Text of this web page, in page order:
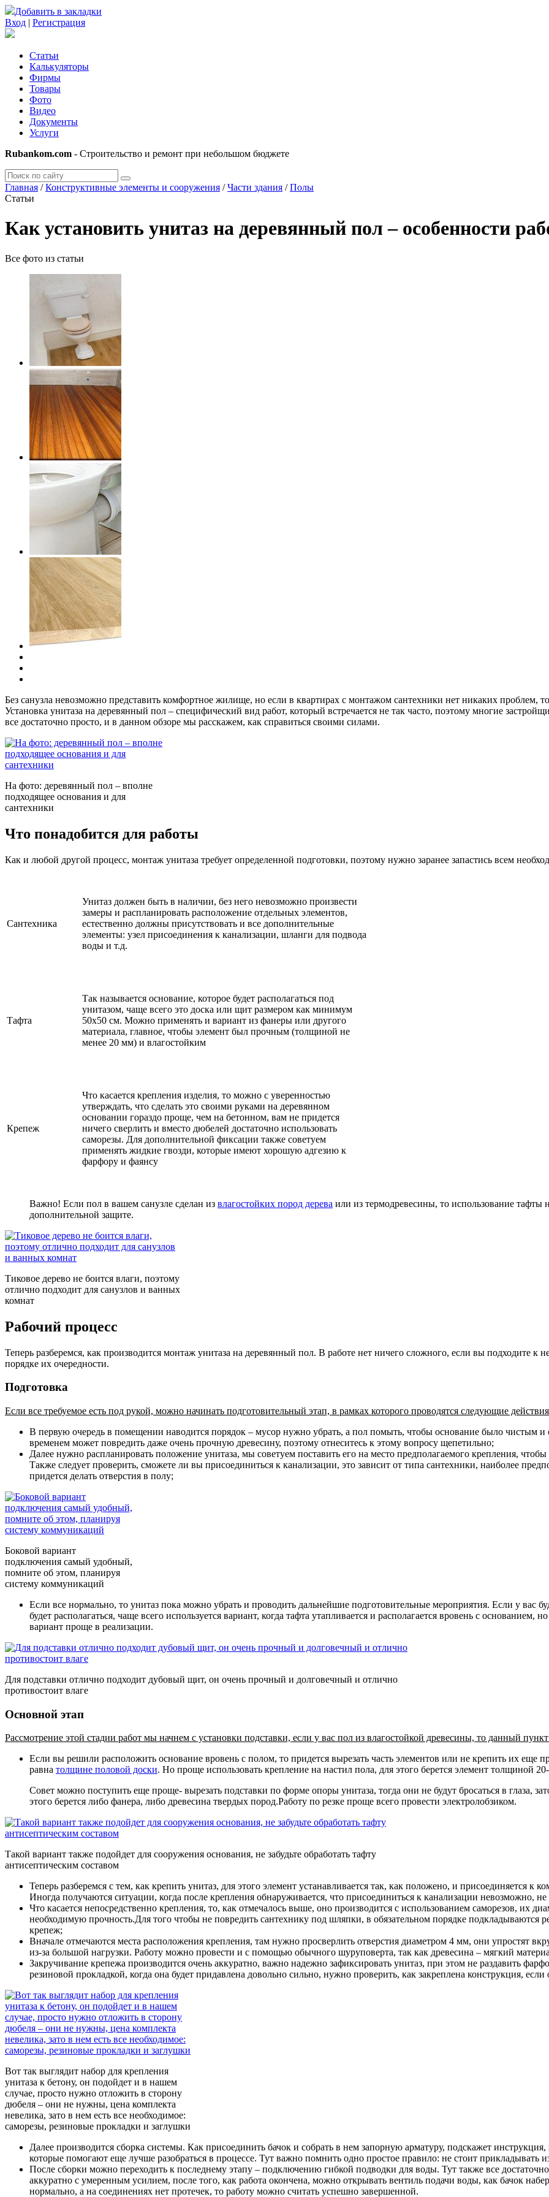
Добавить в закладки
Вход | Регистрация
Статьи
Калькуляторы
Фирмы
Товары
Фото
Видео
Документы
Услуги
Rubankom.com - Строительство и ремонт при небольшом бюджете
Главная /Конструктивные элементы и сооружения /Части здания /Полы
Статьи
Как установить унитаз на деревянный пол – особенности
Все фото из статьи
Без санузла невозможно представить комфортное жилище, но если в квартирах с монтажом сантехники нет никаких проблем,
Установка унитаза на деревянный пол – специфический вид работ, который встречается не так часто, поэтому многие
все достаточно просто, и в данном обзоре мы расскажем, как справиться своими силами.
На фото: деревянный пол – вполне
подходящее основания и для
сантехники
Что понадобится для работы
Как и любой другой процесс, монтаж унитаза требует определенной подготовки, поэтому нужно заранее запастись всем
Сантехника
Унитаз должен быть в наличии, без него невозможно произвести
замеры и распланировать расположение отдельных элементов,
естественно должны присутствовать и все дополнительные
элементы: узел присоединения к канализации, шланги для подвода
воды и т.д.
Тафта
Так называется основание, которое будет располагаться под
унитазом, чаще всего это доска или щит размером как минимум
50х50 см. Можно применять и вариант из фанеры или другого
материала, главное, чтобы элемент был прочным (толщиной не
менее 20 мм) и влагостойким
Крепеж
Что касается крепления изделия, то можно с уверенностью
утверждать, что сделать это своими руками на деревянном
основании гораздо проще, чем на бетонном, вам не придется
ничего сверлить и вместо дюбелей достаточно использовать
саморезы. Для дополнительной фиксации также советуем
применять жидкие гвозди, которые имеют хорошую адгезию к
фарфору и фаянсу
Важно! Если пол в вашем санузле сделан из влагостойких пород дерева или из термодревесины, то использование тафты
дополнительной защите.
Тиковое дерево не боится влаги, поэтому
отлично подходит для санузлов и ванных
комнат
Рабочий процесс
Теперь разберемся, как производится монтаж унитаза на деревянный пол. В работе нет ничего сложного, если вы подходите к
порядке их очередности.
Подготовка
Если все требуемое есть под рукой, можно начинать подготовительный этап, в рамках которого проводятся следующие
В первую очередь в помещении наводится порядок – мусор нужно убрать, а пол помыть, чтобы основание было чистым и
временем может повредить даже очень прочную древесину, поэтому отнеситесь к этому вопросу щепетильно;
Далее нужно распланировать положение унитаза, мы советуем поставить его на место предполагаемого крепления, чтобы
Также следует проверить, сможете ли вы присоединиться к канализации, это зависит от типа сантехники, наиболее
придется делать отверстия в полу;
Боковой вариант
подключения самый удобный,
помните об этом, планируя
систему коммуникаций
Если все нормально, то унитаз пока можно убрать и проводить дальнейшие подготовительные мероприятия. Если у вас
будет располагаться, чаще всего используется вариант, когда тафта утапливается и располагается вровень с
вариант проще в реализации.
Для подставки отлично подходит дубовый щит, он очень прочный и долговечный и отлично
противостоит влаге
Основной этап
Рассмотрение этой стадии работ мы начнем с установки подставки, если у вас пол из влагостойкой древесины, то данный
Если вы решили расположить основание вровень с полом, то придется вырезать часть элементов или не крепить их еще
равна толщине половой доски. Но проще использовать крепление на настил пола, для этого берется элемент толщиной
Совет можно поступить еще проще- вырезать подставки по форме опоры унитаза, тогда они не будут бросаться в глаза,
этого берется либо фанера, либо древесина твердых пород.Работу по резке проще всего провести электролобзиком.
Такой вариант также подойдет для сооружения основания, не забудьте обработать тафту
антисептическим составом
Теперь разберемся с тем, как крепить унитаз, для этого элемент устанавливается так, как положено, и присоединяется
Иногда получаются ситуации, когда после крепления обнаруживается, что присоединиться к канализации невозможно,
Что касается непосредственно крепления, то, как отмечалось выше, оно производится с использованием саморезов, их
необходимую прочность.Для того чтобы не повредить сантехнику под шляпки, в обязательном порядке
крепеж;
Вначале отмечаются места расположения крепления, там нужно просверлить отверстия диаметром 4 мм, они упростят
из-за большой нагрузки. Работу можно провести и с помощью обычного шуруповерта, так как древесина – мягкий
Закручивание крепежа производится очень аккуратно, важно надежно зафиксировать унитаз, при этом не раздавить
резиновой прокладкой, когда она будет придавлена довольно сильно, нужно проверить, как закреплена конструкция,
Вот так выглядит набор для крепления
унитаза к бетону, он подойдет и в нашем
случае, просто нужно отложить в сторону
дюбеля – они не нужны, цена комплекта
невелика, зато в нем есть все необходимое:
саморезы, резиновые прокладки и заглушки
Далее производится сборка системы. Как присоединить бачок и собрать в нем запорную арматуру, подскажет
которые помогают еще лучше разобраться в процессе. Тут важно помнить одно простое правило: не стоит прикладывать
После сборки можно переходить к последнему этапу – подключению гибкой подводки для воды. Тут также все достаточно
аккуратно с умеренным усилием, после того, как работа окончена, можно открывать вентиль подачи воды, как бачок
нормально, а на соединениях нет протечек, то работу можно считать успешно завершенной.